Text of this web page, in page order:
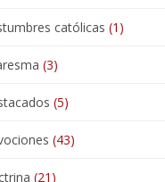
católicas (1)
(3)
(5)
(43)
(21)